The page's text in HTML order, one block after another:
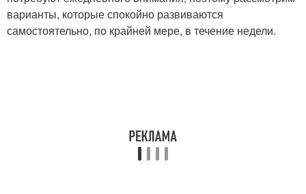
варианты, которые спокойно развиваются
самостоятельно, по крайней мере, в течение недели.